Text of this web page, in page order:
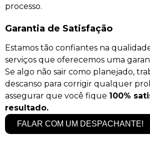
processo.
Garantia de Satisfação
Estamos tão confiantes na
serviços que oferecemos uma
Se algo não sair como planejado,
descanso para corrigir qualquer
assegurar que você fique 100%
resultado.
FALAR COM UM DESPACHANTE!